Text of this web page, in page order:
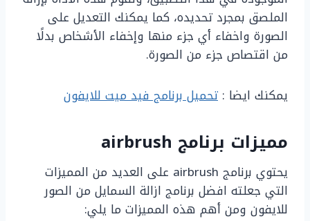
الملصق بمجرد تحديده، كما يمكنك التعديل على
الصورة واخفاء أي جزء منها وإخفاء الأشخاص بدلًا
من اقتصاص جزء من الصورة.
يمكنك ايضا : تحميل برنامج فيد ميت للايفون
مميزات برنامج airbrush
يحتوي برنامج airbrush على العديد من المميزات
التي جعلته افضل برنامج ازالة السمايل من الصور
للايفون ومن أهم هذه المميزات ما يلي: